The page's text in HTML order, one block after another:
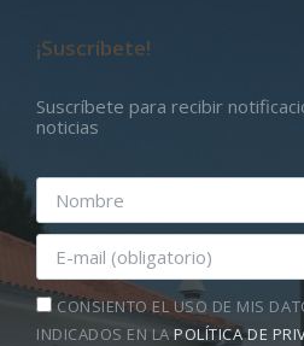
¡Suscríbete!
Suscríbete para recibir
noticias
CONSIENTO EL USO DE MIS
INDICADOS EN LAPOLÍTICA DE